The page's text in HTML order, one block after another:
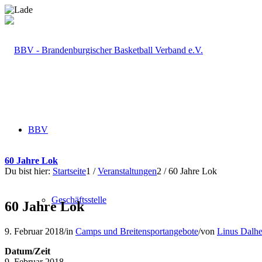
BBV
Geschäftsstelle
60 Jahre Lok
Du bist hier: Startseite1 / Veranstaltungen2 / 60 Jahre Lok
60 Jahre Lok
9. Februar 2018/in Camps und Breitensportangebote/von Linus
Datum/Zeit